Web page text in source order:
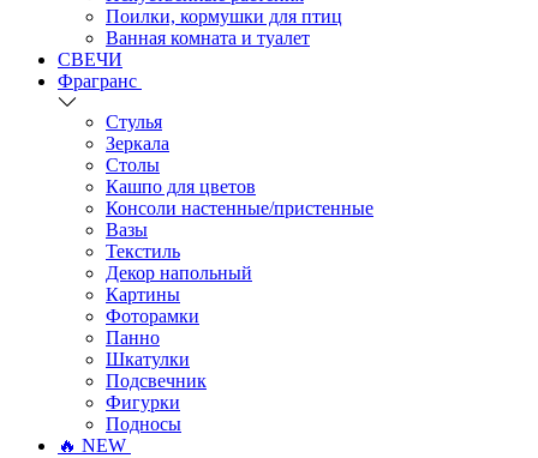
Поилки, кормушки для птиц
Ванная комната и туалет
СВЕЧИ
Фрагранс
Стулья
Зеркала
Столы
Кашпо для цветов
Консоли настенные/пристенные
Вазы
Текстиль
Декор напольный
Картины
Фоторамки
Панно
Шкатулки
Подсвечник
Фигурки
Подносы
🔥 NEW